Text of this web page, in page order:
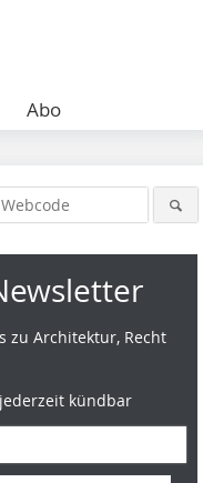
Abo
zu Architektur, Recht
kündbar